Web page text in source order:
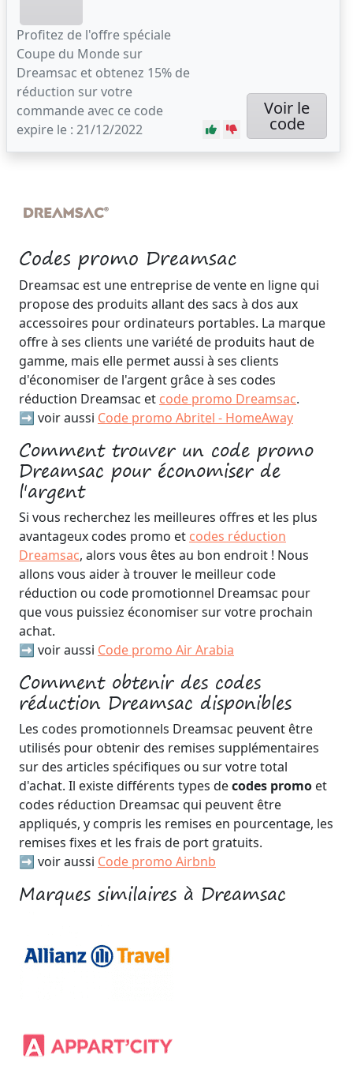
Codes promo Dreamsac
Dreamsac est une entreprise de vente en ligne qui
propose des produits allant des sacs à dos aux
accessoires pour ordinateurs portables. La marque
offre à ses clients une variété de produits haut de
gamme, mais elle permet aussi à ses clients
d'économiser de l'argent grâce à ses codes
réduction Dreamsac et code promo Dreamsac.
➡️ voir aussi Code promo Abritel - HomeAway
Comment trouver un code promo
Dreamsac pour économiser de
l'argent
Si vous recherchez les meilleures offres et les plus
avantageux codes promo et codes réduction
Dreamsac, alors vous êtes au bon endroit ! Nous
allons vous aider à trouver le meilleur code
réduction ou code promotionnel Dreamsac pour
que vous puissiez économiser sur votre prochain
achat.
➡️ voir aussi Code promo Air Arabia
Comment obtenir des codes
réduction Dreamsac disponibles
Les codes promotionnels Dreamsac peuvent être
utilisés pour obtenir des remises supplémentaires
sur des articles spécifiques ou sur votre total
d'achat. Il existe différents types decodes promo et
codes réduction Dreamsac qui peuvent être
appliqués, y compris les remises en pourcentage, les
remises fixes et les frais de port gratuits.
➡️ voir aussi Code promo Airbnb
Marques similaires à Dreamsac
Profitez de l'offre spéciale
Coupe du Monde sur
Dreamsac et obtenez 15% de
réduction sur votre
commande avec ce code
expire le : 21/12/2022
Voir le
code